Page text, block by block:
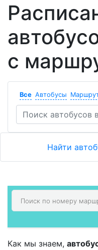
с
Все Автобусы
Найти
Как мы знаем,